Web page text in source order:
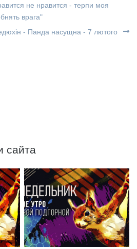
не нравится - терпи моя
врага"
- Панда насущна - 7 лютого
сайта